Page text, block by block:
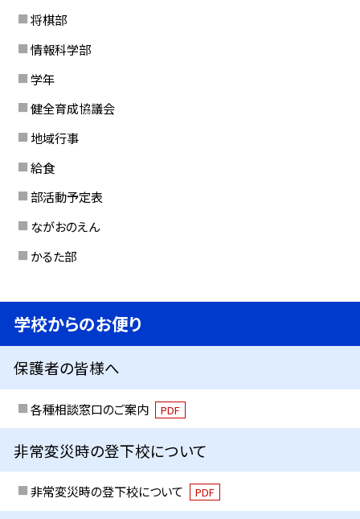
将棋部
情報科学部
学年
健全育成協議会
地域行事
給食
部活動予定表
ながおのえん
かるた部
学校からのお便り
保護者の皆様へ
各種相談窓口のご案内 PDF
非常変災時の登下校について
非常変災時の登下校について PDF